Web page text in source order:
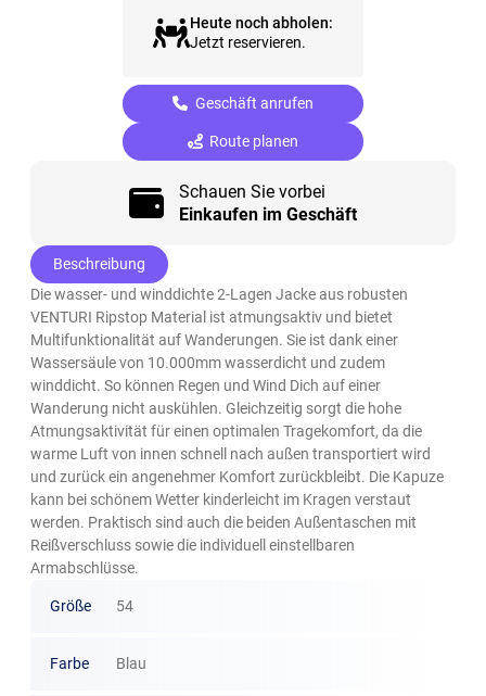
Heute noch abholen:
Jetzt reservieren.
Geschäft anrufen
Route planen
Schauen Sie vorbei
Einkaufen im Geschäft
Beschreibung
Die wasser- und winddichte 2-Lagen Jacke aus robusten
VENTURI Ripstop Material ist atmungsaktiv und bietet
Multifunktionalität auf Wanderungen. Sie ist dank einer
Wassersäule von 10.000mm wasserdicht und zudem
winddicht. So können Regen und Wind Dich auf einer
Wanderung nicht auskühlen. Gleichzeitig sorgt die hohe
Atmungsaktivität für einen optimalen Tragekomfort, da die
warme Luft von innen schnell nach außen transportiert wird
und zurück ein angenehmer Komfort zurückbleibt. Die Kapuze
kann bei schönem Wetter kinderleicht im Kragen verstaut
werden. Praktisch sind auch die beiden Außentaschen mit
Reißverschluss sowie die individuell einstellbaren
Armabschlüsse.
Größe 54
Farbe Blau